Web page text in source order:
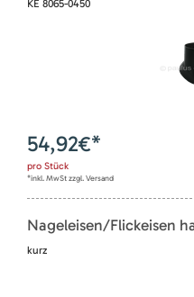
KE 8065-0450
54,92€*
pro Stück
*inkl. MwSt zzgl. Versand
Nageleisen/Flickeisen
kurz